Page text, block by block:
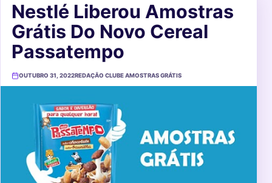
Nestlé Liberou Amostras
Grátis Do Novo Cereal
Passatempo
OUTUBRO 31, 2022REDAÇÃO CLUBE AMOSTRAS GRÁTIS